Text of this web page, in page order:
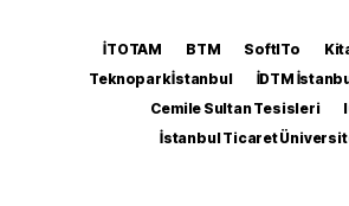
İTOTAM BTM SoftITo
Teknopark İstanbul
İDTM
Cemile Sultan Tesisleri
İstanbul Ticaret